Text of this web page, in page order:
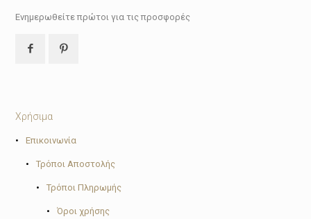
Ενημερωθείτε πρώτοι για τις προσφορές
Χρήσιμα
• Επικοινωνία
• Τρόποι Αποστολής
• Τρόποι Πληρωμής
• Όροι χρήσης